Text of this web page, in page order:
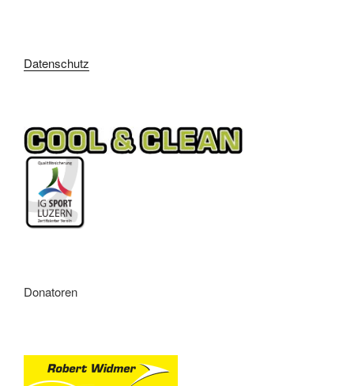
Datenschutz
Donatoren